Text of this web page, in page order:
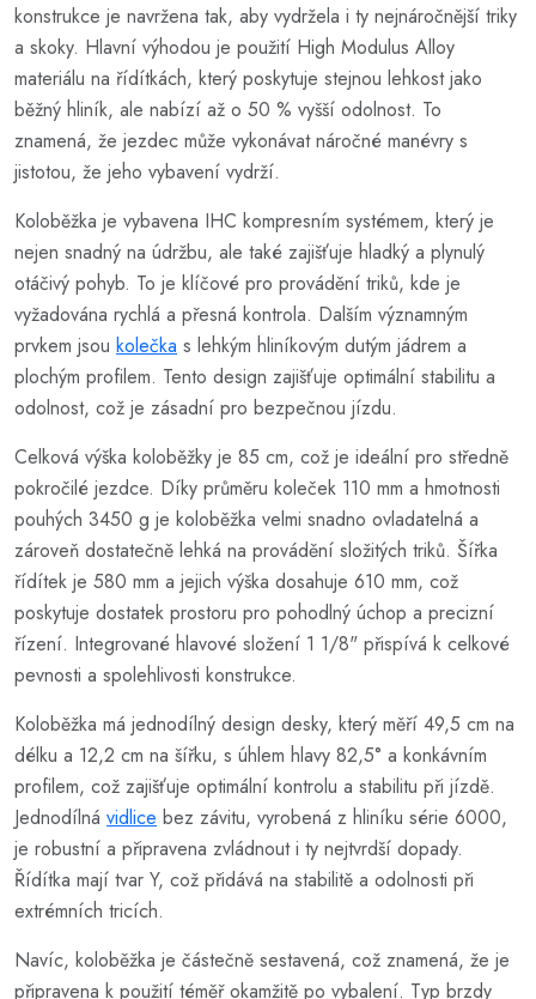
konstrukce je navržena tak, aby vydržela i ty nejnáročnější triky
a skoky. Hlavní výhodou je použití High Modulus Alloy
materiálu na řídítkách, který poskytuje stejnou lehkost jako
běžný hliník, ale nabízí až o 50 % vyšší odolnost. To
znamená, že jezdec může vykonávat náročné manévry s
jistotou, že jeho vybavení vydrží.
Koloběžka je vybavena IHC kompresním systémem, který je
nejen snadný na údržbu, ale také zajišťuje hladký a plynulý
otáčivý pohyb. To je klíčové pro provádění triků, kde je
vyžadována rychlá a přesná kontrola. Dalším významným
prvkem jsou kolečka s lehkým hliníkovým dutým jádrem a
plochým profilem. Tento design zajišťuje optimální stabilitu a
odolnost, což je zásadní pro bezpečnou jízdu.
Celková výška koloběžky je 85 cm, což je ideální pro středně
pokročilé jezdce. Díky průměru koleček 110 mm a hmotnosti
pouhých 3450 g je koloběžka velmi snadno ovladatelná a
zároveň dostatečně lehká na provádění složitých triků. Šířka
řídítek je 580 mm a jejich výška dosahuje 610 mm, což
poskytuje dostatek prostoru pro pohodlný úchop a precizní
řízení. Integrované hlavové složení 1 1/8" přispívá k celkové
pevnosti a spolehlivosti konstrukce.
Koloběžka má jednodílný design desky, který měří 49,5 cm na
délku a 12,2 cm na šířku, s úhlem hlavy 82,5° a konkávním
profilem, což zajišťuje optimální kontrolu a stabilitu při jízdě.
Jednodílná vidlice bez závitu, vyrobená z hliníku série 6000,
je robustní a připravena zvládnout i ty nejtvrdší dopady.
Řídítka mají tvar Y, což přidává na stabilitě a odolnosti při
extrémních tricích.
Navíc, koloběžka je částečně sestavená, což znamená, že je
připravena k použití téměř okamžitě po vybalení. Typ brzdy